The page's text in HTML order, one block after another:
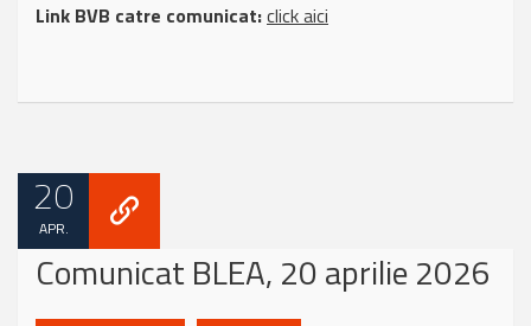
Link BVB catre comunicat:click aici
20
APR.
Comunicat BLEA, 20 aprilie 2026